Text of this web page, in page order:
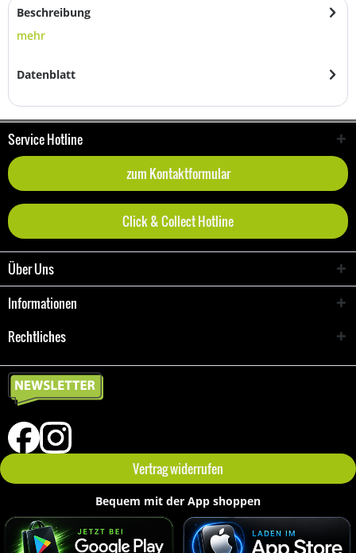
Beschreibung
mehr
Datenblatt
Service Hotline
zum Kontaktformular
Click & Collect Hotline
Über Uns
Informationen
Rechtliches
Vertrag widerrufen
Bequem mit der App shoppen